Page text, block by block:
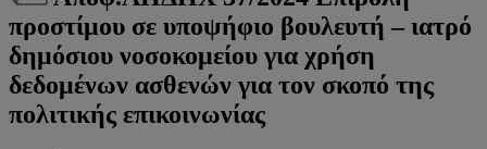
προστίμου σε υποψήφιο βουλευτή – ιατρό
δημόσιου νοσοκομείου για χρήση
δεδομένων ασθενών για τον σκοπό της
πολιτικής επικοινωνίας